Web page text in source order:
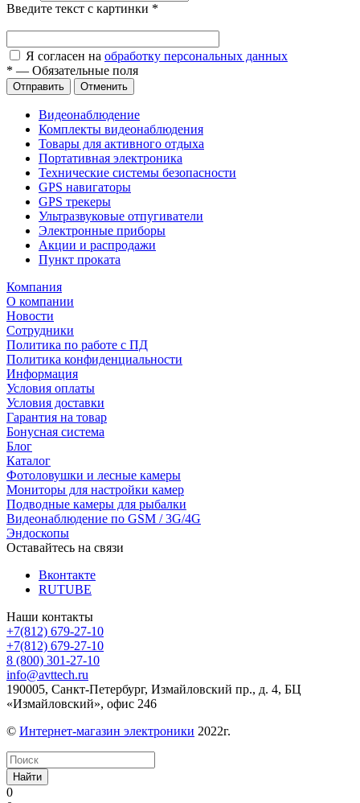
Введите текст с картинки *
Я согласен на обработку персональных данных
* — Обязательные поля
Отправить Отменить
Видеонаблюдение
Комплекты видеонаблюдения
Товары для активного отдыха
Портативная электроника
Технические системы безопасности
GPS навигаторы
GPS трекеры
Ультразвуковые отпугиватели
Электронные приборы
Акции и распродажи
Пункт проката
Компания
О компании
Новости
Сотрудники
Политика по работе с ПД
Политика конфиденциальности
Информация
Условия оплаты
Условия доставки
Гарантия на товар
Бонусная система
Блог
Каталог
Фотоловушки и лесные камеры
Мониторы для настройки камер
Подводные камеры для рыбалки
Видеонаблюдение по GSM / 3G/4G
Эндоскопы
Оставайтесь на связи
Вконтакте
RUTUBE
Наши контакты
+7(812) 679-27-10
+7(812) 679-27-10
8 (800) 301-27-10
info@avttech.ru
190005, Санкт-Петербург, Измайловский пр., д. 4, БЦ
«Измайловский», офис 246
© Интернет-магазин электроники 2022г.
Найти
0